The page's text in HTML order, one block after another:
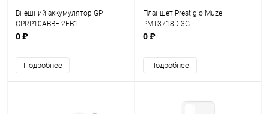
Внешний аккумулятор GP
GPRP10ABBE-2FB1
0 ₽
Подробнее
Планшет Prestigio Muze
PMT3718D 3G
0 ₽
Подробнее